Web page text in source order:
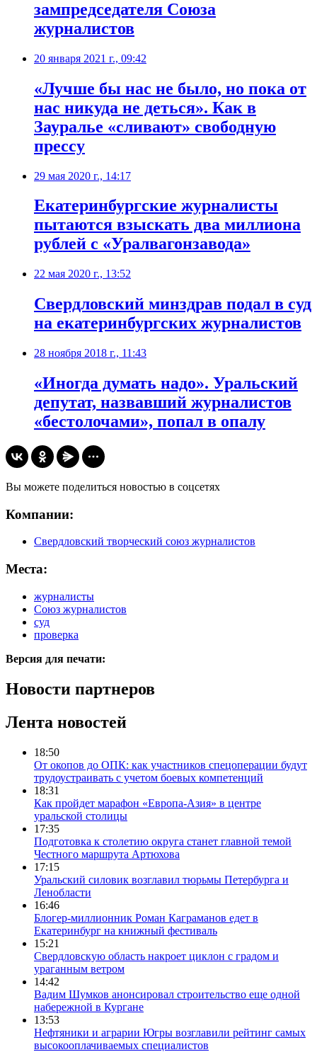
зампредседателя Союза
журналистов
20 января 2021 г., 09:42
«Лучше бы нас не было, но пока от
нас никуда не деться». Как в
Зауралье «сливают» свободную
прессу
29 мая 2020 г., 14:17
Екатеринбургские журналисты
пытаются взыскать два миллиона
рублей с «Уралвагонзавода»
22 мая 2020 г., 13:52
Свердловский минздрав подал в суд
на екатеринбургских журналистов
28 ноября 2018 г., 11:43
«Иногда думать надо». Уральский
депутат, назвавший журналистов
«бестолочами», попал в опалу
Вы можете поделиться новостью в соцсетях
Компании:
Свердловский творческий союз журналистов
Места:
журналисты
Союз журналистов
суд
проверка
Версия для печати:
Новости партнеров
Лента новостей
18:50
От окопов до ОПК: как участников спецоперации будут
трудоустраивать с учетом боевых компетенций
18:31
Как пройдет марафон «Европа-Азия» в центре
уральской столицы
17:35
Подготовка к столетию округа станет главной темой
Честного маршрута Артюхова
17:15
Уральский силовик возглавил тюрьмы Петербурга и
Ленобласти
16:46
Блогер-миллионник Роман Каграманов едет в
Екатеринбург на книжный фестиваль
15:21
Свердловскую область накроет циклон с градом и
ураганным ветром
14:42
Вадим Шумков анонсировал строительство еще одной
набережной в Кургане
13:53
Нефтяники и аграрии Югры возглавили рейтинг самых
высокооплачиваемых специалистов